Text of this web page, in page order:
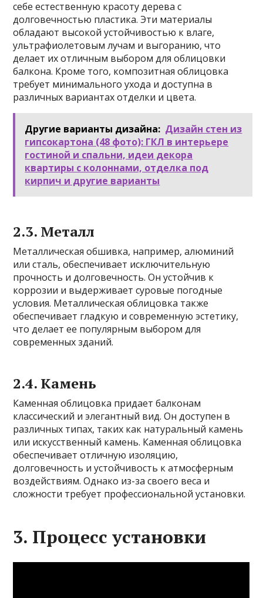
себе естественную красоту дерева с
долговечностью пластика. Эти материалы
обладают высокой устойчивостью к влаге,
ультрафиолетовым лучам и выгоранию, что
делает их отличным выбором для облицовки
балкона. Кроме того, композитная облицовка
требует минимального ухода и доступна в
различных вариантах отделки и цвета.
Другие варианты дизайна: Дизайн стен из
гипсокартона (48 фото): ГКЛ в интерьере
гостиной и спальни, идеи декора
квартиры с колоннами, отделка под
кирпич и другие варианты
2.3. Металл
Металлическая обшивка, например, алюминий
или сталь, обеспечивает исключительную
прочность и долговечность. Он устойчив к
коррозии и выдерживает суровые погодные
условия. Металлическая облицовка также
обеспечивает гладкую и современную эстетику,
что делает ее популярным выбором для
современных зданий.
2.4. Камень
Каменная облицовка придает балконам
классический и элегантный вид. Он доступен в
различных типах, таких как натуральный камень
или искусственный камень. Каменная облицовка
обеспечивает отличную изоляцию,
долговечность и устойчивость к атмосферным
воздействиям. Однако из-за своего веса и
сложности требует профессиональной установки.
3. Процесс установки